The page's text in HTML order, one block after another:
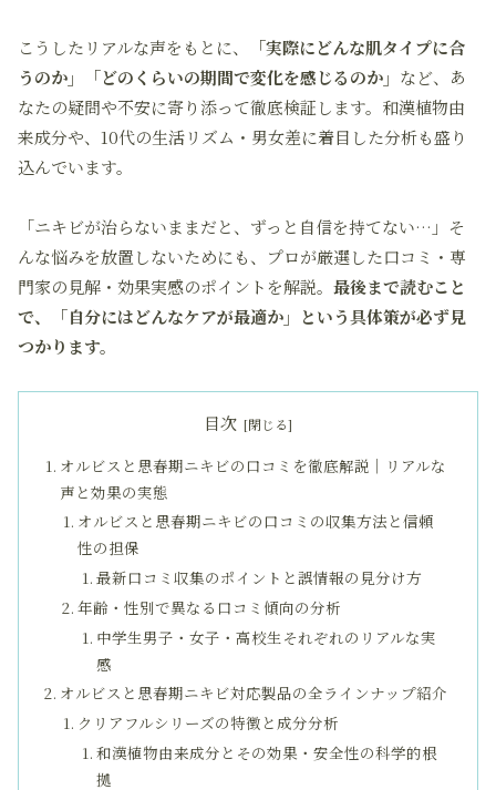
こうしたリアルな声をもとに、
「実際にどんな肌タイプに合
うのか」「どのくらいの期間で変化を感じるのか」 など、あ
なたの疑問や不安に寄り添って徹底検証します。和漢植物由
来成分や、10代の生活リズム・男女差に着目した分析も盛り
込んでいます。
「ニキビが治らないままだと、ずっと自信を持てない…」そ
んな悩みを放置しないためにも、プロが厳選した口コミ・専
門家の見解・効果実感のポイントを解説。 最後まで読むこと
で、「自分にはどんなケアが最適か」という具体策が必ず見
つかります。
目次
オルビスと思春期ニキビの口コミを徹底解説｜リアルな
声と効果の実態
オルビスと思春期ニキビの口コミの収集方法と信頼
性の担保
最新口コミ収集のポイントと誤情報の見分け方
年齢・性別で異なる口コミ傾向の分析
中学生男子・女子・高校生それぞれのリアルな実
感
オルビスと思春期ニキビ対応製品の全ラインナップ紹介
クリアフルシリーズの特徴と成分分析
和漢植物由来成分とその効果・安全性の科学的根
拠